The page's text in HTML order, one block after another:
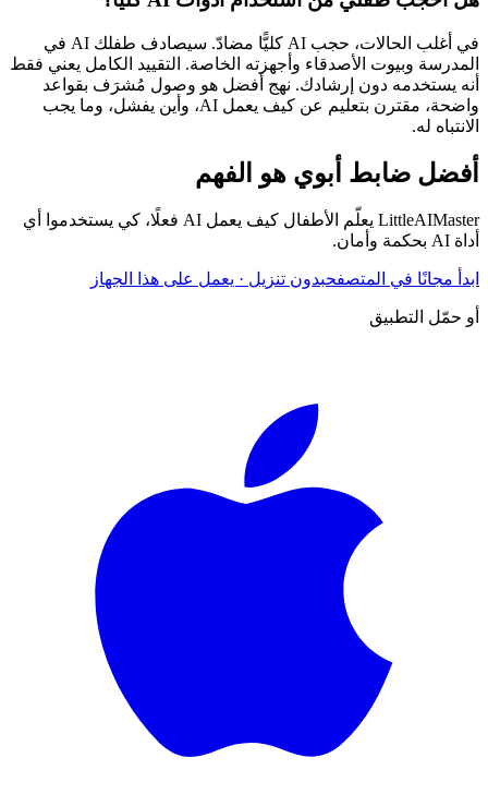
في أغلب الحالات، حجب AI كليًّا مضادّ. سيصادف طفلك AI في
المدرسة وبيوت الأصدقاء وأجهزته الخاصة. التقييد الكامل يعني فقط
أنه يستخدمه دون إرشادك. نهج أفضل هو وصول مُشرَف بقواعد
واضحة، مقترن بتعليم عن كيف يعمل AI، وأين يفشل، وما يجب
الانتباه له.
أفضل ضابط أبوي هو الفهم
LittleAIMaster يعلّم الأطفال كيف يعمل AI فعلًا، كي يستخدموا أي
أداة AI بحكمة وأمان.
ابدأ مجانًا في المتصفحبدون تنزيل · يعمل على هذا الجهاز
أو حمّل التطبيق